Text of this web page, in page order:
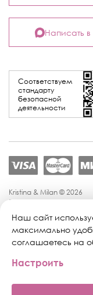
Соответствуем
стандарту
безопасной
деятельности
Написать в
Kristina & Milan © 2026
Политика
Политика обработки
Публичная оферта
Персональные
Поддержка сайта:
Наш сайт
максимально
соглашаетесь на
Настроить